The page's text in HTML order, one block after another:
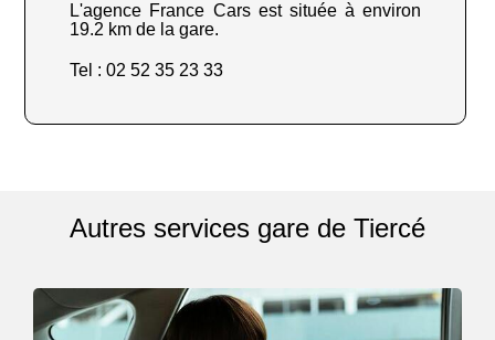
L'agence France Cars est située à environ
19.2 km de la gare.
Tel : 02 52 35 23 33
Autres services gare de Tiercé